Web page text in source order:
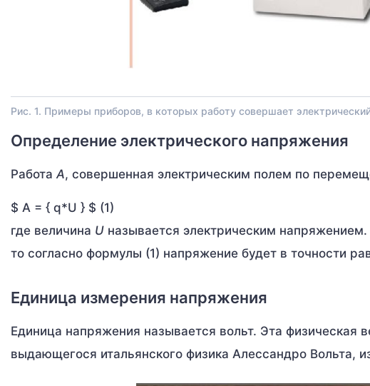
Рис. 1. Примеры приборов, в которых работу совершает
Определение электрического напряжения
РаботаA, совершенная электрическим полем по
$ A = { q*U } $ (1)
где величина U называется электрическим
то согласно формулы (1) напряжение будет в точности
Единица измерения напряжения
Единица напряжения называется вольт. Эта физическая
выдающегося итальянского физика Алессандро Вольта,